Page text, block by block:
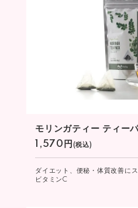
モリンガティー ティ
1,570円 (税込)
ダイエット、便秘・体質改善に
ビタミンC